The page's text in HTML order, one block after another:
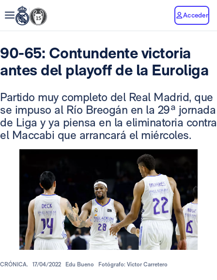
Acceder
90-65: Contundente victoria
antes del playoff de la Euroliga
Partido muy completo del Real Madrid, que
se impuso al Río Breogán en la 29ª jornada
de Liga y ya piensa en la eliminatoria contra
el Maccabi que arrancará el miércoles.
CRÓNICA. 17/04/2022 Edu Bueno Fotógrafo: Víctor Carretero